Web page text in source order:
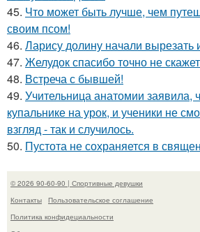
45. Что может быть лучше, чем
своим псом!
46. Ларису долину начали вырезать
47. Желудок спасибо точно не
48. Встреча с бывшей!
49. Учительница анатомии заявила,
купальнике на урок, и ученики не
взгляд - так и случилось.
50. Пустота не сохраняется в
© 2026 90-60-90 | Спортивные девушки
Контакты
Пользовательское соглашение
Политика конфидециальности